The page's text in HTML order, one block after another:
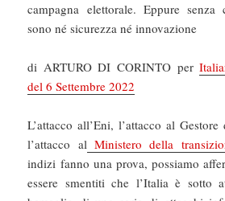
campagna elettorale. Eppure
sono né sicurezza né innovazione
di ARTURO DI CORINTO per
del 6 Settembre 2022
L’attacco all’Eni, l’attacco al
l’attacco alMinistero della
indizi fanno una prova, possiamo
essere smentiti che l’Italia è sotto